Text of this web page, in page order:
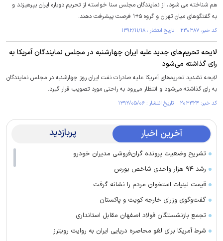
هم شناخته می شود، از نمایندگان مجلس سنا خواسته از تحریم دوباره ایران بپرهیزند و
به گفتگوهای میان تهران و گروه ۵+۱ فرصت پیشرفت دهند.
کد خبر: ۲۳۰۳۸۷ تاریخ انتشار : ۱۳۹۲/۱۱/۱۸
لایحه تحریم‌های جدید علیه ایران چهارشنبه در مجلس نمایندگان آمریکا به
رای گذاشته می‌شود
لایحه تشدید تحریم‌های آمریکا علیه صادرات نفت ایران روز چهارشنبه در مجلس نمایندگان
به رای گذاشته می‌شود و انتظار می‌رود به راحتی مورد تصویب قرار گیرد.
کد خبر: ۲۰۳۳۲۴ تاریخ انتشار : ۱۳۹۲/۰۵/۰۶
آخرین اخبار پربازدید
تشریح وضعیت پرونده گران‌فروشی مدیران خودرو
رشد ۹۴ هزار واحدی شاخص بورس
قیمت لبنیات استخوان مردم را نشانه گرفت
گفت‌وگوی وزرای خارجه کویت و پاکستان
تجمع بازنشستگان فولاد اصفهان مقابل استانداری
شرط آمریکا برای لغو محاصره دریایی ایران به روایت رویترز